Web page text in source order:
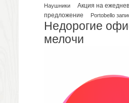
Сумки и
Сумки для
Рюкзаки
Несессеры
Сумки
Наушники Акция на
предложение
Portobello
Недорогие
мелочи